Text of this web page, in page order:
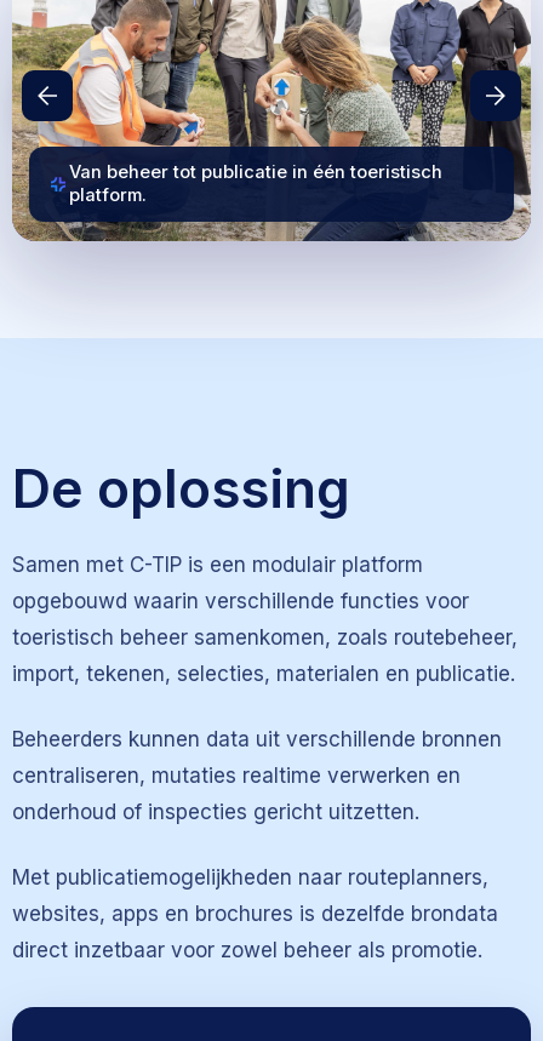
Van beheer tot publicatie in één toeristisch
platform.
De oplossing
Samen met C-TIP is een modulair platform
opgebouwd waarin verschillende functies voor
toeristisch beheer samenkomen, zoals routebeheer,
import, tekenen, selecties, materialen en publicatie.
Beheerders kunnen data uit verschillende bronnen
centraliseren, mutaties realtime verwerken en
onderhoud of inspecties gericht uitzetten.
Met publicatiemogelijkheden naar routeplanners,
websites, apps en brochures is dezelfde brondata
direct inzetbaar voor zowel beheer als promotie.